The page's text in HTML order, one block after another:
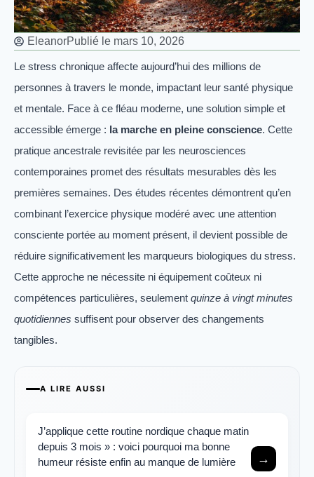
EleanorPublié le mars 10, 2026
Le stress chronique affecte aujourd’hui des millions de
personnes à travers le monde, impactant leur santé physique
et mentale. Face à ce fléau moderne, une solution simple et
accessible émerge : la marche en pleine conscience. Cette
pratique ancestrale revisitée par les neurosciences
contemporaines promet des résultats mesurables dès les
premières semaines. Des études récentes démontrent qu’en
combinant l’exercice physique modéré avec une attention
consciente portée au moment présent, il devient possible de
réduire significativement les marqueurs biologiques du stress.
Cette approche ne nécessite ni équipement coûteux ni
compétences particulières, seulement quinze à vingt minutes
quotidiennes suffisent pour observer des changements
tangibles.
A LIRE AUSSI
J’applique cette routine nordique chaque matin
depuis 3 mois » : voici pourquoi ma bonne
humeur résiste enfin au manque de lumière
→